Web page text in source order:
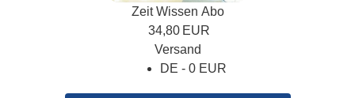
Zeit Wissen Abo
34,80 EUR
Versand
DE - 0 EUR